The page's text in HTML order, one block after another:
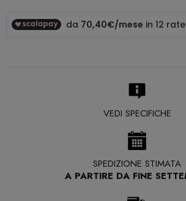
VEDI SPECIFICHE
SPEDIZIONE STIMATA
A PARTIRE DA FINE